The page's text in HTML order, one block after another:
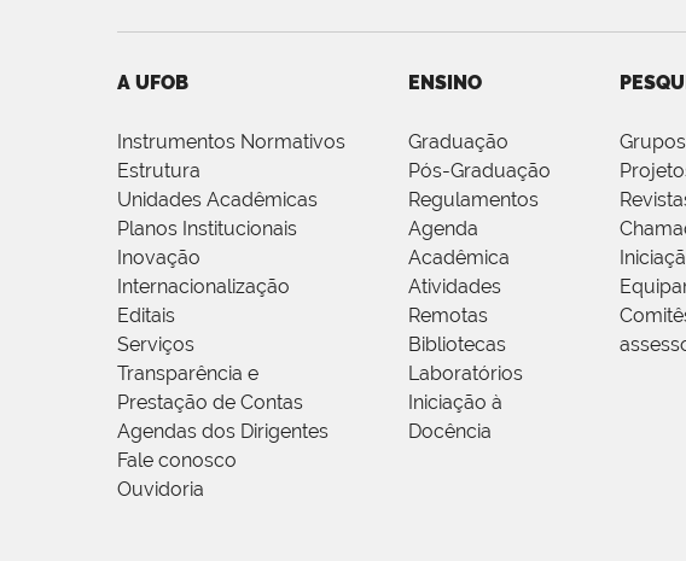
A UFOB
Instrumentos Normativos
Estrutura
Unidades Acadêmicas
Planos Institucionais
Inovação
Internacionalização
Editais
Serviços
Transparência e
Prestação de Contas
Agendas dos Dirigentes
Fale conosco
Ouvidoria
ENSINO
Graduação
Pós-Graduação
Regulamentos
Agenda
Acadêmica
Atividades
Remotas
Bibliotecas
Laboratórios
Iniciação à
Docência
Grupos